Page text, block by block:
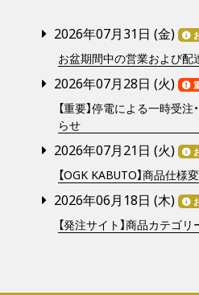
2026年07月31日 (金)
お盆期間中の営業および配
2026年07月28日 (火)
【重要】停電による一時受
らせ
2026年07月21日 (火)
【OGK KABUTO】商品仕様
2026年06月18日 (木)
【発注サイト】商品カテゴ